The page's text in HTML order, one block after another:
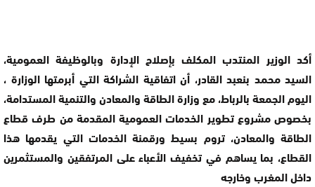
أكد الوزير المنتدب المكلف بإصلاح الإدارة وبالوظيفة العمومية،
السيد محمد بنعبد القادر، أن اتفاقية الشراكة التي أبرمتها الوزارة ،
اليوم الجمعة بالرباط، مع وزارة الطاقة والمعادن والتنمية المستدامة،
بخصوص مشروع تطوير الخدمات العمومية المقدمة من طرف قطاع
الطاقة والمعادن، تروم بسيط ورقمنة الخدمات التي يقدمها هذا
القطاع، بما يساهم في تخفيف الأعباء على المرتفقين والمستثمرين
داخل المغرب وخارجه